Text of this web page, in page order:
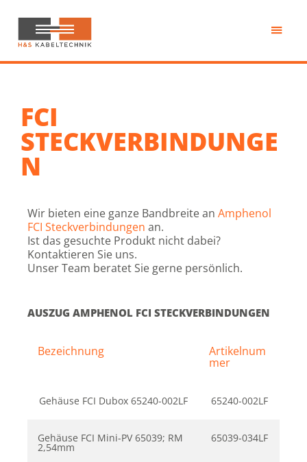
Inhalt
springen
H&S
Kabeltechnik
FCI
STECKVERBINDUNGE
N
Wir bieten eine ganze Bandbreite an Amphenol
FCI Steckverbindungen an.
Ist das gesuchte Produkt nicht dabei?
Kontaktieren Sie uns.
Unser Team beratet Sie gerne persönlich.
AUSZUG AMPHENOL FCI STECKVERBINDUNGEN
Bezeichnung Artikelnum
mer
Gehäuse FCI Dubox 65240-002LF 65240-002LF
Gehäuse FCI Mini-PV 65039; RM
2,54mm
65039-034LF